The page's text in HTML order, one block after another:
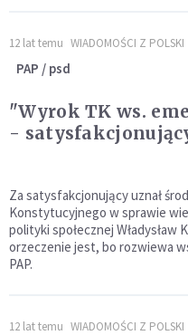
12 lat temu WIADOMOŚCI Z POLSKI
PAP / psd
"Wyrok TK ws.
-
Za satysfakcjonujący uznał
Konstytucyjnego w sprawie
polityki społecznej Władysław
orzeczenie jest, bo rozwiewa
PAP.
12 lat temu WIADOMOŚCI Z POLSKI